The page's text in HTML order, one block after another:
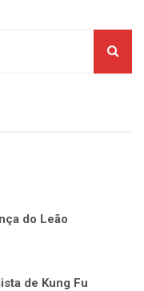
do Leão
de Kung Fu